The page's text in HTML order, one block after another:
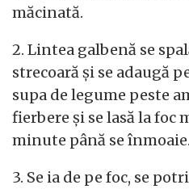
măcinată.
2. Lintea galbenă se
strecoară și se adaugă
supa de legume peste
fierbere și se lasă la foc
minute până se înmoaie.
3. Se ia de pe foc, se